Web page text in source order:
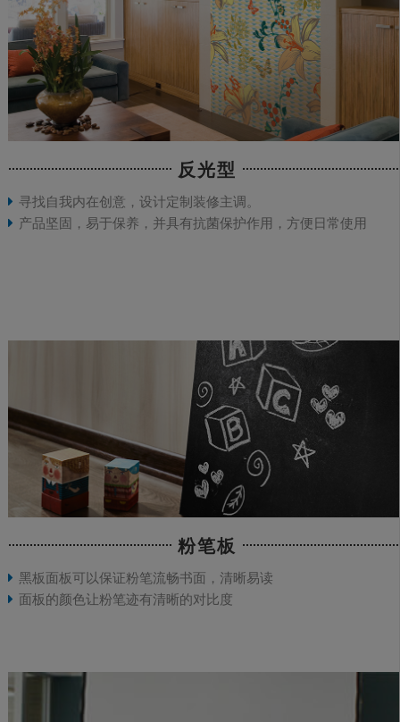
反光型
寻找自我内在创意，设计定制装修主调。
产品坚固，易于保养，并具有抗菌保护作用，方便日常使用
粉笔板
黑板面板可以保证粉笔流畅书面，清晰易读
面板的颜色让粉笔迹有清晰的对比度